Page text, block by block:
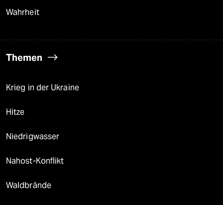
Wahrheit
Themen
Krieg in der Ukraine
Hitze
Niedrigwasser
Nahost-Konflikt
Waldbrände